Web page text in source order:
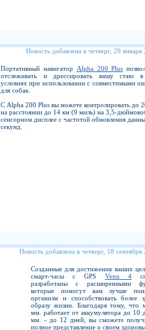
Новость добавлена в четверг, 29 января
Портативный навигатор Alpha 200 Plus
отслеживать и дрессировать вашу стаю в
условиях при использовании с совместимыми
для собак.
С Alpha 200 Plus вы можете контролировать до
на расстоянии до 14 км (9 миль) на 3,5-
сенсорном дисплее с частотой обновления
секунд.
Новость добавлена в четверг, 18 сентября
Созданные для достижения ваших
смарт-часы с GPS Venu 4
разработаны с расширенными
которые помогут вам лучше
организм и способствовать более
образу жизни. Благодаря тому, что
мм. работает от аккумулятора до 10
мм. - до 12 дней, вы сможете
полное представление о своем